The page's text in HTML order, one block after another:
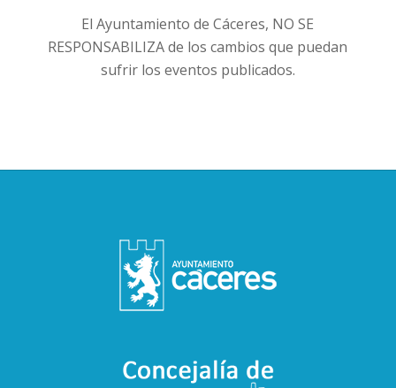
El Ayuntamiento de Cáceres, NO SE
RESPONSABILIZA de los cambios que puedan
sufrir los eventos publicados.